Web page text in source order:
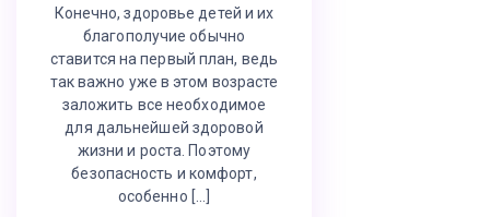
Конечно, здоровье детей и их
благополучие обычно
ставится на первый план, ведь
так важно уже в этом возрасте
заложить все необходимое
для дальнейшей здоровой
жизни и роста. Поэтому
безопасность и комфорт,
особенно […]